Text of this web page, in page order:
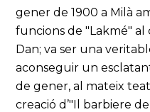
gener de 1900 a Milà
funcions de "Lakmé"
Dan; va ser una
aconseguir un
de gener, al mateix
creació d’"Il barbiere de